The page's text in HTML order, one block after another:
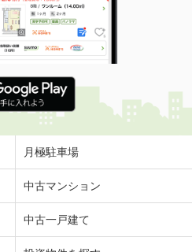
月極駐車場
中古マンション
中古一戸建て